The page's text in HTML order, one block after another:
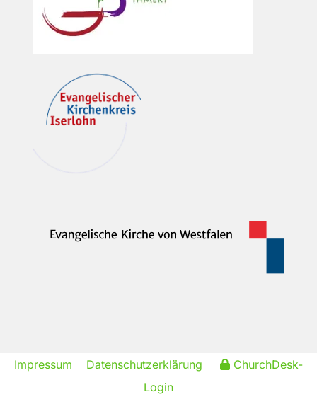
Impressum Datenschutzerklärung
ChurchDesk-
Login